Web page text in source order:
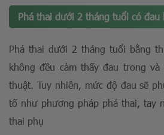
Phá thai dưới 2 tháng tuổi có đau
Phá thai dưới 2 tháng tuổi bằng
không đều cảm thấy đau trong
thuật. Tuy nhiên, mức độ đau sẽ
tố như phương pháp phá thai, tay
thai phụ